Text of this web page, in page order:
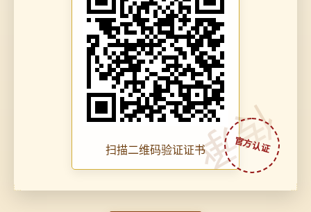
传承
扫描二维码验证证书